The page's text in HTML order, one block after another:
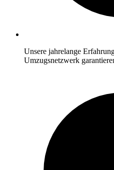
Unsere jahrelange
Umzugsnetzwerk